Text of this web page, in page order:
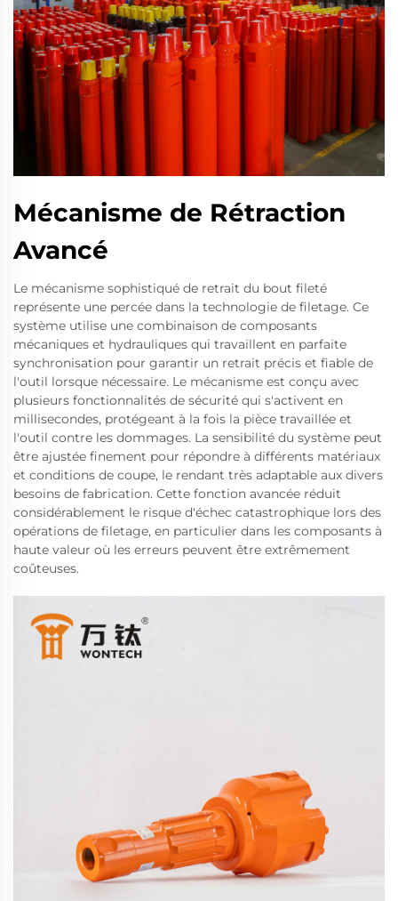
Mécanisme de Rétraction
Avancé
Le mécanisme sophistiqué de retrait du bout fileté
représente une percée dans la technologie de filetage. Ce
système utilise une combinaison de composants
mécaniques et hydrauliques qui travaillent en parfaite
synchronisation pour garantir un retrait précis et fiable de
l'outil lorsque nécessaire. Le mécanisme est conçu avec
plusieurs fonctionnalités de sécurité qui s'activent en
millisecondes, protégeant à la fois la pièce travaillée et
l'outil contre les dommages. La sensibilité du système peut
être ajustée finement pour répondre à différents matériaux
et conditions de coupe, le rendant très adaptable aux divers
besoins de fabrication. Cette fonction avancée réduit
considérablement le risque d'échec catastrophique lors des
opérations de filetage, en particulier dans les composants à
haute valeur où les erreurs peuvent être extrêmement
coûteuses.